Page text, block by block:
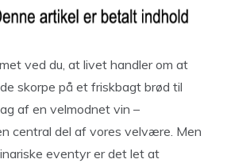
ved du, at livet handler om at
skorpe på et friskbagt brød til
af en velmodnet vin –
central del af vores velvære. Men
eventyr er det let at